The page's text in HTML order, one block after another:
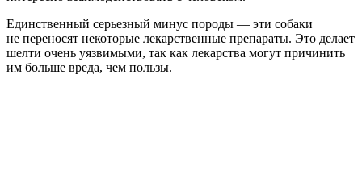
Единственный серьезный минус породы — эти собаки
не переносят некоторые лекарственные препараты. Это делает
шелти очень уязвимыми, так как лекарства могут причинить
им больше вреда, чем пользы.